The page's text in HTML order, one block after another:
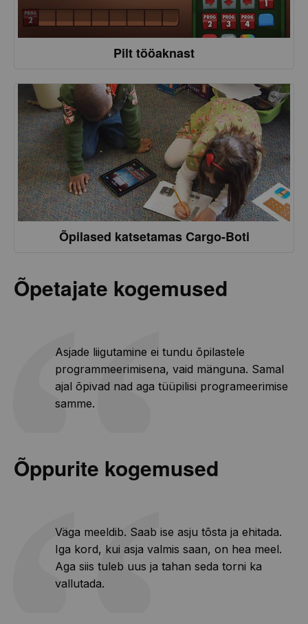
Pilt tööaknast
Õpilased katsetamas Cargo-Boti
Õpetajate kogemused
Asjade liigutamine ei tundu õpilastele
programmeerimisena, vaid mänguna. Samal
ajal õpivad nad aga tüüpilisi programeerimise
samme.
Õppurite kogemused
Väga meeldib. Saab ise asju tõsta ja ehitada.
Iga kord, kui asja valmis saan, on hea meel.
Aga siis tuleb uus ja tahan seda torni ka
vallutada.